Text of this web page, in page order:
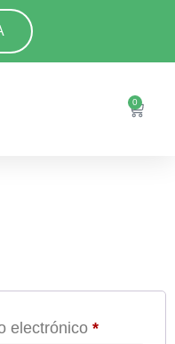
0
electrónico *